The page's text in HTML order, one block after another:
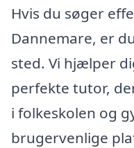
Hvis du søger
Dannemare, er
sted. Vi hjælper
perfekte tutor,
i folkeskolen og
brugervenlige